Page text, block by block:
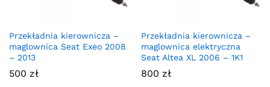
Przekładnia kierownicza –
maglownica Seat Exeo 2008
– 2013
500 zł
Przekładnia kierownicza –
maglownica elektryczna
Seat Altea XL 2006 – 1K1
800 zł